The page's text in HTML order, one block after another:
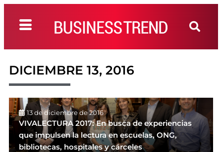
DICIEMBRE 13, 2016
13 de diciembre de 2016
VIVALECTURA 2017: En busca de experiencias
que impulsen la lectura en escuelas, ONG,
bibliotecas, hospitales y cárceles